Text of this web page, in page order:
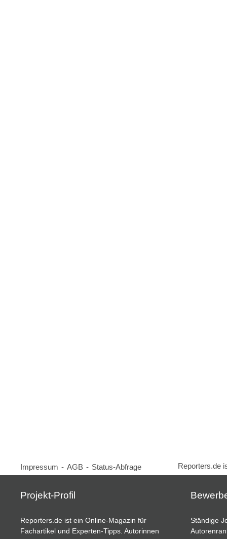
Impressum - AGB - Status-Abfrage Reporters.de
Projekt-Profil
Reporters.de ist ein Online-Magazin für
Fachartikel und Experten-Tipps. Autorinnen
Ständige